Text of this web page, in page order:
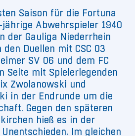
Saison für die Fortuna
Abwehrspieler 1940
der Gauliga Niederrhein
Duellen mit CSC 03
SV 06 und dem FC
Seite mit Spielerlegenden
Zwolanowski und
in der Endrunde um die
Gegen den späteren
hieß es in der
Im gleichen